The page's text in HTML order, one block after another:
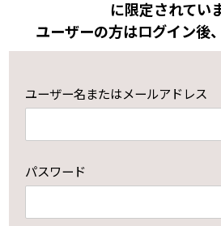
に限定されてい
ユーザーの方はログイン後
ユーザー名またはメールアドレス
パスワード